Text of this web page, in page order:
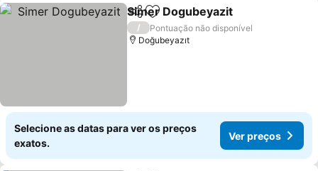
PartilharAdicionar aos favoritos
Simer Dogubeyazit
/
Pontuação não disponível
Doğubeyazıt
Selecione as datas para ver os preços
exatos.
Ver preços